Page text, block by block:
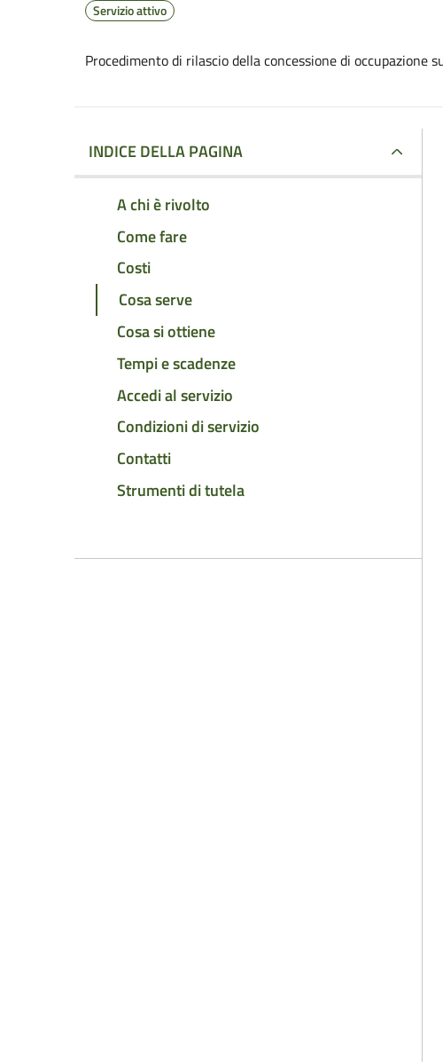
Servizio attivo
Procedimento di rilascio della concessione di
INDICE DELLA PAGINA
A chi è rivolto
Come fare
Costi
Cosa serve
Cosa si ottiene
Tempi e scadenze
Accedi al servizio
Condizioni di servizio
Contatti
Strumenti di tutela